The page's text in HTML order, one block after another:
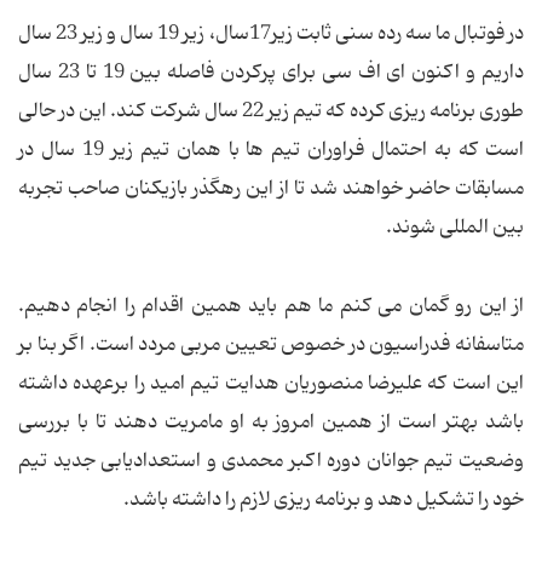
در فوتبال ما سه رده سنی ثابت زیر17سال، زیر 19 سال و زیر 23 سال
داریم و اکنون ای اف سی برای پرکردن فاصله بین 19 تا 23 سال
طوری برنامه ریزی کرده که تیم زیر 22 سال شرکت کند. این در حالی
است که به احتمال فراوران تیم ها با همان تیم زیر 19 سال در
مسابقات حاضر خواهند شد تا از این رهگذر بازیکنان صاحب تجربه
بین المللی شوند.
از این رو گمان می کنم ما هم باید همین اقدام را انجام دهیم.
متاسفانه فدراسیون در خصوص تعیین مربی مردد است. اگر بنا بر
این است که علیرضا منصوریان هدایت تیم امید را برعهده داشته
باشد بهتر است از همین امروز به او مامریت دهند تا با بررسی
وضعیت تیم جوانان دوره اکبر محمدی و استعدادیابی جدید تیم
خود را تشکیل دهد و برنامه ریزی لازم را داشته باشد.